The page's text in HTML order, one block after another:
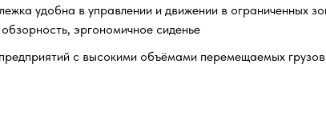
удобна в управлении и движении в ограниченных
эргономичное сиденье
с высокими объёмами перемещаемых